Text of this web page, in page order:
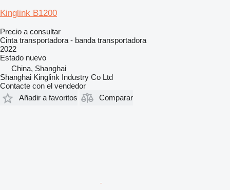
Kinglink B1200
Precio a consultar
Cinta transportadora - banda transportadora
2022
Estado nuevo
China, Shanghai
Shanghai Kinglink Industry Co Ltd
Contacte con el vendedor
Añadir a favoritos
Comparar